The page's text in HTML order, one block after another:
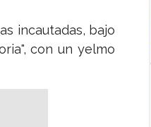
incautadas, bajo
con un yelmo